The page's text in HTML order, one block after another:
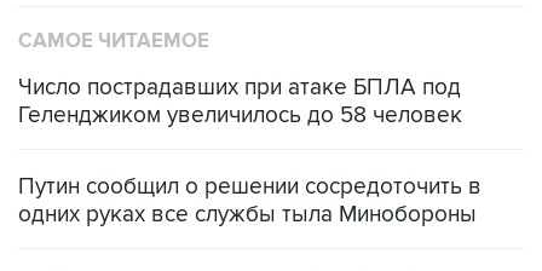
САМОЕ ЧИТАЕМОЕ
Число пострадавших при атаке БПЛА под
Геленджиком увеличилось до 58 человек
Путин сообщил о решении сосредоточить в
одних руках все службы тыла Минобороны